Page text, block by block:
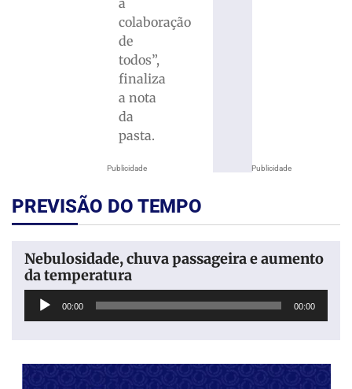
Publicidade
a
colaboração
de
todos”,
finaliza
a nota
da
pasta.
Publicidade
PREVISÃO DO TEMPO
Nebulosidade, chuva passageira e aumento
da temperatura
Tocador
00:00 00:00